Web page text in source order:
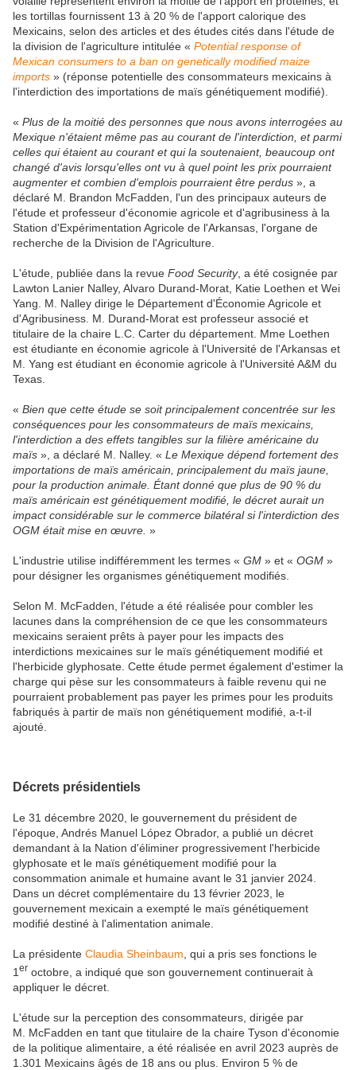
les tortillas fournissent 13 à 20 % de l'apport calorique des
Mexicains, selon des articles et des études cités dans l'étude de
la division de l'agriculture intitulée « Potential response of
Mexican consumers to a ban on genetically modified maize
imports » (réponse potentielle des consommateurs mexicains à
l'interdiction des importations de maïs génétiquement modifié).
« Plus de la moitié des personnes que nous avons interrogées au
Mexique n'étaient même pas au courant de l'interdiction, et parmi
celles qui étaient au courant et qui la soutenaient, beaucoup ont
changé d'avis lorsqu'elles ont vu à quel point les prix pourraient
augmenter et combien d'emplois pourraient être perdus », a
déclaré M. Brandon McFadden, l'un des principaux auteurs de
l'étude et professeur d'économie agricole et d'agribusiness à la
Station d'Expérimentation Agricole de l'Arkansas, l'organe de
recherche de la Division de l'Agriculture.
L'étude, publiée dans la revue Food Security, a été cosignée par
Lawton Lanier Nalley, Alvaro Durand-Morat, Katie Loethen et Wei
Yang. M. Nalley dirige le Département d'Économie Agricole et
d'Agribusiness. M. Durand-Morat est professeur associé et
titulaire de la chaire L.C. Carter du département. Mme Loethen
est étudiante en économie agricole à l'Université de l'Arkansas et
M. Yang est étudiant en économie agricole à l'Université A&M du
Texas.
« Bien que cette étude se soit principalement concentrée sur les
conséquences pour les consommateurs de maïs mexicains,
l'interdiction a des effets tangibles sur la filière américaine du
maïs », a déclaré M. Nalley. « Le Mexique dépend fortement des
importations de maïs américain, principalement du maïs jaune,
pour la production animale. Étant donné que plus de 90 % du
maïs américain est génétiquement modifié, le décret aurait un
impact considérable sur le commerce bilatéral si l'interdiction des
OGM était mise en œuvre. »
L'industrie utilise indifféremment les termes « GM » et « OGM »
pour désigner les organismes génétiquement modifiés.
Selon M. McFadden, l'étude a été réalisée pour combler les
lacunes dans la compréhension de ce que les consommateurs
mexicains seraient prêts à payer pour les impacts des
interdictions mexicaines sur le maïs génétiquement modifié et
l'herbicide glyphosate. Cette étude permet également d'estimer la
charge qui pèse sur les consommateurs à faible revenu qui ne
pourraient probablement pas payer les primes pour les produits
fabriqués à partir de maïs non génétiquement modifié, a-t-il
ajouté.
Décrets présidentiels
Le 31 décembre 2020, le gouvernement du président de
l'époque, Andrés Manuel López Obrador, a publié un décret
demandant à la Nation d'éliminer progressivement l'herbicide
glyphosate et le maïs génétiquement modifié pour la
consommation animale et humaine avant le 31 janvier 2024.
Dans un décret complémentaire du 13 février 2023, le
gouvernement mexicain a exempté le maïs génétiquement
modifié destiné à l'alimentation animale.
La présidente Claudia Sheinbaum, qui a pris ses fonctions le
1 er octobre, a indiqué que son gouvernement continuerait à
appliquer le décret.
L'étude sur la perception des consommateurs, dirigée par
M. McFadden en tant que titulaire de la chaire Tyson d'économie
de la politique alimentaire, a été réalisée en avril 2023 auprès de
1.301 Mexicains âgés de 18 ans ou plus. Environ 5 % de